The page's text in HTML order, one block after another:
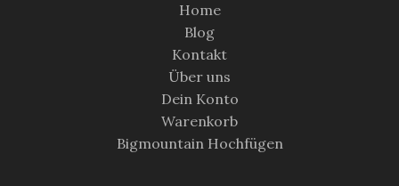
Home
Blog
Kontakt
Über uns
Dein Konto
Warenkorb
Bigmountain Hochfügen